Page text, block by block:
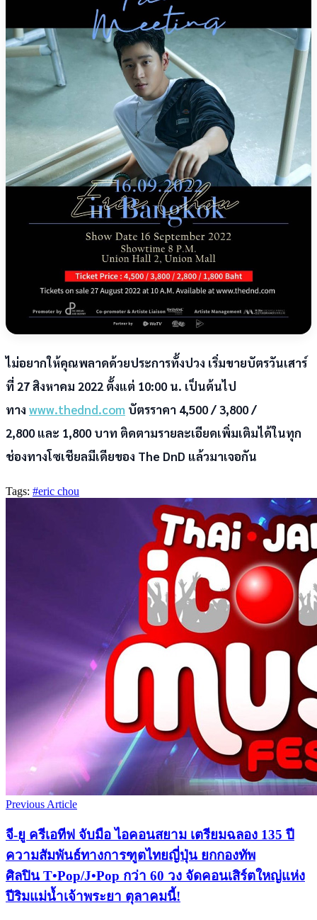
ไม่อยากให้คุณพลาดด้วยประการทั้งปวง เริ่มขายบัตรวันเสาร์
ที่ 27 สิงหาคม 2022 ตั้งแต่ 10:00 น. เป็นต้นไป
ทาง www.thednd.com บัตรราคา 4,500 / 3,800 /
2,800 และ 1,800 บาท ติดตามรายละเอียดเพิ่มเติมได้ในทุก
ช่องทางโซเชียลมีเดียของ The DnD แล้วมาเจอกัน
Tags: #eric chou
Previous Article
จี-ยู ครีเอทีฟ จับมือ ไอคอนสยาม เตรียมฉลอง 135 ปี
ความสัมพันธ์ทางการฑูตไทยญี่ปุ่น ยกกองทัพ
ศิลปิน T•Pop/J•Pop กว่า 60 วง จัดคอนเสิร์ตใหญ่แห่ง
ปีริมแม่น้ำเจ้าพระยา ตุลาคมนี้!